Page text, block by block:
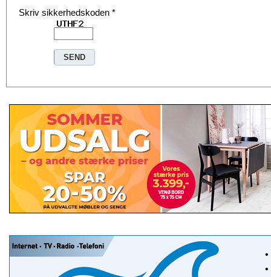
Skriv sikkerhedskoden *